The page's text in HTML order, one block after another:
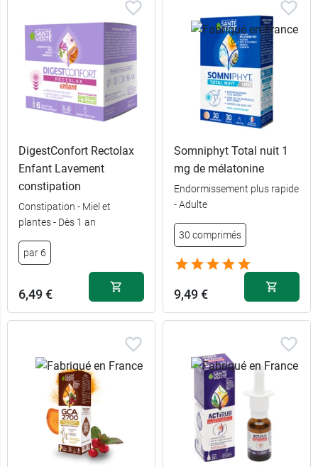
DigestConfort Rectolax
Enfant Lavement
constipation
Constipation - Miel et
plantes - Dès 1 an
par 6
6,49 €
Somniphyt Total nuit 1
mg de mélatonine
Endormissement plus rapide
- Adulte
30 comprimés
9,49 €